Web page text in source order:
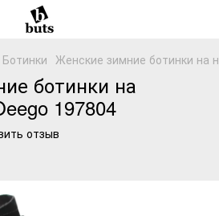
Ботинки Женские зимние ботинки на
ботинки на
197804
отзыв